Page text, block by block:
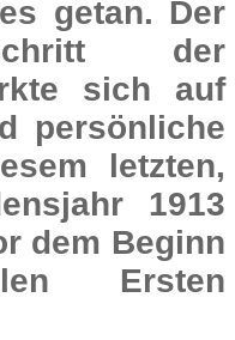
getan. Der
der
sich auf
persönliche
letzten,
1913
dem Beginn
Ersten